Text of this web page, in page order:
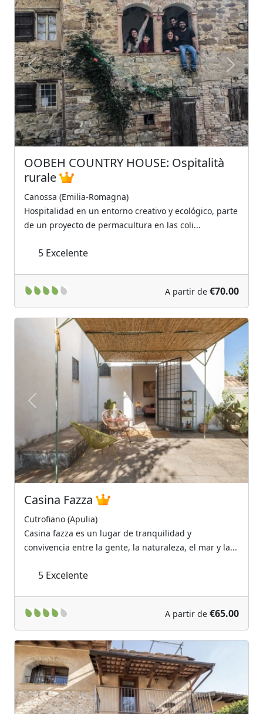
Previous Next
OOBEH COUNTRY HOUSE: Ospitalità
rurale
Canossa (Emilia-Romagna)
Hospitalidad en un entorno creativo y ecológico, parte
de un proyecto de permacultura en las coli...
5 Excelente
A partir de €70.00
Previous Next
Casina Fazza
Cutrofiano (Apulia)
Casina fazza es un lugar de tranquilidad y
convivencia entre la gente, la naturaleza, el mar y la...
5 Excelente
A partir de €65.00